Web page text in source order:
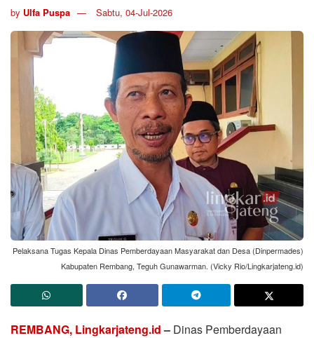
by Ulfa Puspa Sabtu, 04-Jul-2026
Pelaksana Tugas Kepala Dinas Pemberdayaan Masyarakat dan Desa (Dinpermades)
Kabupaten Rembang, Teguh Gunawarman. (Vicky Rio/Lingkarjateng.id)
REMBANG, Lingkarjateng.id– Dinas Pemberdayaan